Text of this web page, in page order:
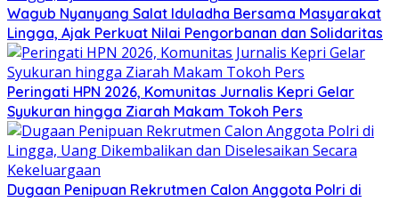
Wagub Nyanyang Salat Iduladha Bersama Masyarakat
Lingga, Ajak Perkuat Nilai Pengorbanan dan Solidaritas
Peringati HPN 2026, Komunitas Jurnalis Kepri Gelar
Syukuran hingga Ziarah Makam Tokoh Pers
Dugaan Penipuan Rekrutmen Calon Anggota Polri di